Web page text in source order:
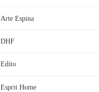
Arte Espina
DHF
Edito
Esprit Home